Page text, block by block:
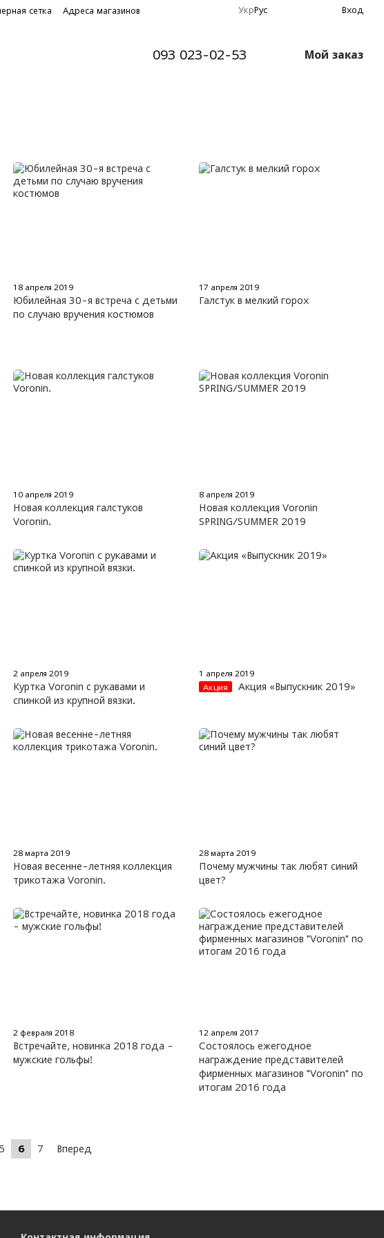
сетка Адреса магазинов УкрРус Вход
093 023-02-53 Мой заказ
18 апреля 2019
Юбилейная 30-я встреча с детьми
по случаю вручения костюмов
17 апреля 2019
Галстук в мелкий горох
10 апреля 2019
Новая коллекция галстуков
Voronin.
8 апреля 2019
Новая коллекция Voronin
SPRING/SUMMER 2019
2 апреля 2019
Куртка Voronin с рукавами и
спинкой из крупной вязки.
1 апреля 2019
Акция Акция «Выпускник 2019»
28 марта 2019
Новая весенне-летняя коллекция
трикотажа Voronin.
28 марта 2019
Почему мужчины так любят синий
цвет?
2 февраля 2018
Встречайте, новинка 2018 года -
мужские гольфы!
12 апреля 2017
Состоялось ежегодное
награждение представителей
фирменных магазинов "Voronin" по
итогам 2016 года
6 7 Вперед